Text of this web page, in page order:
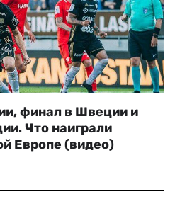
финал в Швеции и
Что наиграли
Европе (видео)